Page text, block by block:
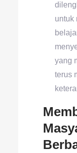
untuk
yang
terus